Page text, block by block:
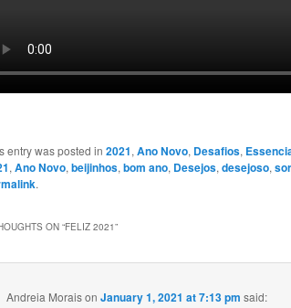
entry was posted in 2021, Ano Novo, Desafios,
, Ano Novo, beijinhos, bom ano, Desejos, desejoso,
.
ON “FELIZ 2021”
Andreia MoraisonJanuary 1, 2021 at 7:13 pm said: